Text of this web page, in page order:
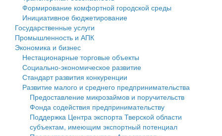
Государственные услуги
Промышленность и АПК
Экономика и бизнес
Символика
Устав
Гостям округа
Туризм
Культура
Образование
Здравоохранение
муниципального округа Тверской области
Администрация Кашинского муниципального округа
Тверской области
Управление сельскими территориями
Открытые данные
Работа с обращениями граждан
Муниципальный контроль
Финансовое управление
Бюджет для граждан
Имущество
Выявление правообладателей ранее учтенных
объектов недвижимости
Имущественная поддержка субъектов малого и
среднего предпринимательства
Формирование комфортной городской среды
Инициативное бюджетирование
Государственные услуги
Промышленность и АПК
Экономика и бизнес
Нестационарные торговые объекты
Социально-экономическое развитие
Стандарт развития конкуренции
Развитие малого и среднего предпринимательства
Предоставление микрозаймов и поручительств
Фонда содействия предпринимательству
Поддержка Центра экспорта Тверской области
субъектам, имеющим экспортный потенциал